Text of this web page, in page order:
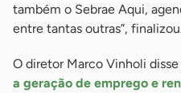
também o Sebrae Aqui,
entre tantas outras”,
O diretor Marco Vinholi
a geração de emprego e